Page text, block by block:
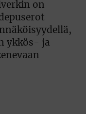
on
ykkös- ja